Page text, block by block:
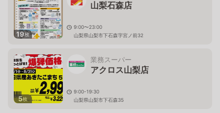
19枚
山梨石森店
9:00〜23:00
山梨県山梨市下石森字宮ノ前32
5枚
業務スーパー
アクロス山梨店
9:00-19:30
山梨県山梨市下石森35